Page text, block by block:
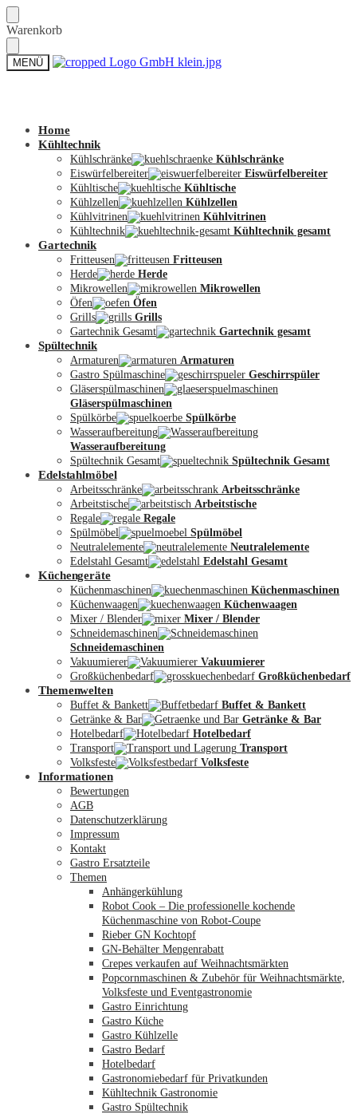
Skip
to
navigation
Skip
to
content
Warenkorb
MENÜ
Zum Shop
Kontakt
Mein Konto
Home
Kühltechnik
Kühlschränke
Kühlschränke
Eiswürfelbereiter
Eiswürfelbereiter
Kühltische
Kühltische
Kühlzellen
Kühlzellen
Kühlvitrinen
Kühlvitrinen
Kühltechnik
Kühltechnik gesamt
Gartechnik
Fritteusen
Fritteusen
Herde
Herde
Mikrowellen
Mikrowellen
Öfen
Öfen
Grills
Grills
Gartechnik Gesamt
Gartechnik gesamt
Spültechnik
Armaturen
Armaturen
Gastro Spülmaschine
Geschirrspüler
Gläserspülmaschinen
Gläserspülmaschinen
Spülkörbe
Spülkörbe
Wasseraufbereitung
Wasseraufbereitung
Spültechnik Gesamt
Spültechnik Gesamt
Edelstahlmöbel
Arbeitsschränke
Arbeitsschränke
Arbeitstische
Arbeitstische
Regale
Regale
Spülmöbel
Spülmöbel
Neutralelemente
Neutralelemente
Edelstahl Gesamt
Edelstahl Gesamt
Küchengeräte
Küchenmaschinen
Küchenmaschinen
Küchenwaagen
Küchenwaagen
Mixer / Blender
Mixer / Blender
Schneidemaschinen
Schneidemaschinen
Vakuumierer
Vakuumierer
Großküchenbedarf
Großküchenbedarf
Themenwelten
Buffet & Bankett
Buffet & Bankett
Getränke & Bar
Getränke & Bar
Hotelbedarf
Hotelbedarf
Transport
Transport
Volksfeste
Volksfeste
Informationen
Bewertungen
AGB
Datenschutzerklärung
Impressum
Kontakt
Gastro Ersatzteile
Themen
Anhängerkühlung
Robot Cook – Die professionelle kochende
Küchenmaschine von Robot-Coupe
Rieber GN Kochtopf
GN-Behälter Mengenrabatt
Crepes verkaufen auf Weihnachtsmärkten
Popcornmaschinen & Zubehör für Weihnachtsmärkte,
Volksfeste und Eventgastronomie
Gastro Einrichtung
Gastro Küche
Gastro Kühlzelle
Gastro Bedarf
Hotelbedarf
Gastronomiebedarf für Privatkunden
Kühltechnik Gastronomie
Gastro Spültechnik